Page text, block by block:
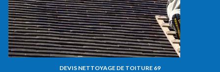
DEVIS NETTOYAGE DE TOITURE 69